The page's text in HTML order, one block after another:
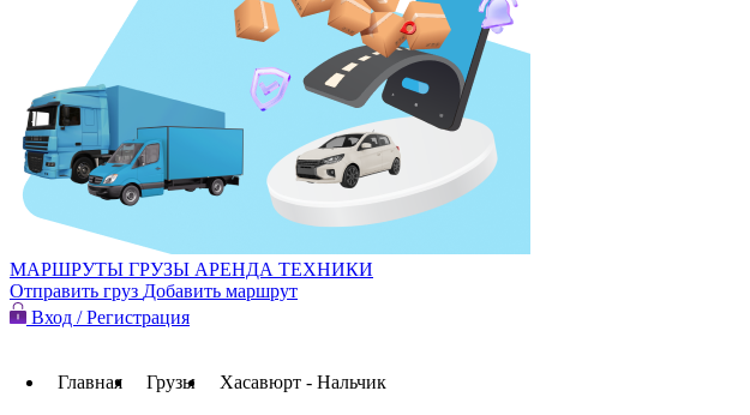
МАРШРУТЫ ГРУЗЫ АРЕНДА ТЕХНИКИ
Отправить груз Добавить маршрут
Вход / Регистрация
Главная Грузы Хасавюрт - Нальчик